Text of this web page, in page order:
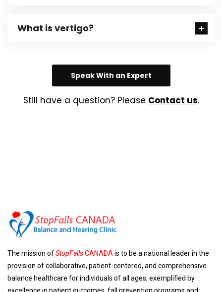
What is vertigo?
Speak With an Expert
Still have a question? Please Contact us.
The mission ofStopFallsCANADA is to be a national leader in the
provision of collaborative, patient-centered, and comprehensive
balance healthcare for individuals of all ages, exemplified by